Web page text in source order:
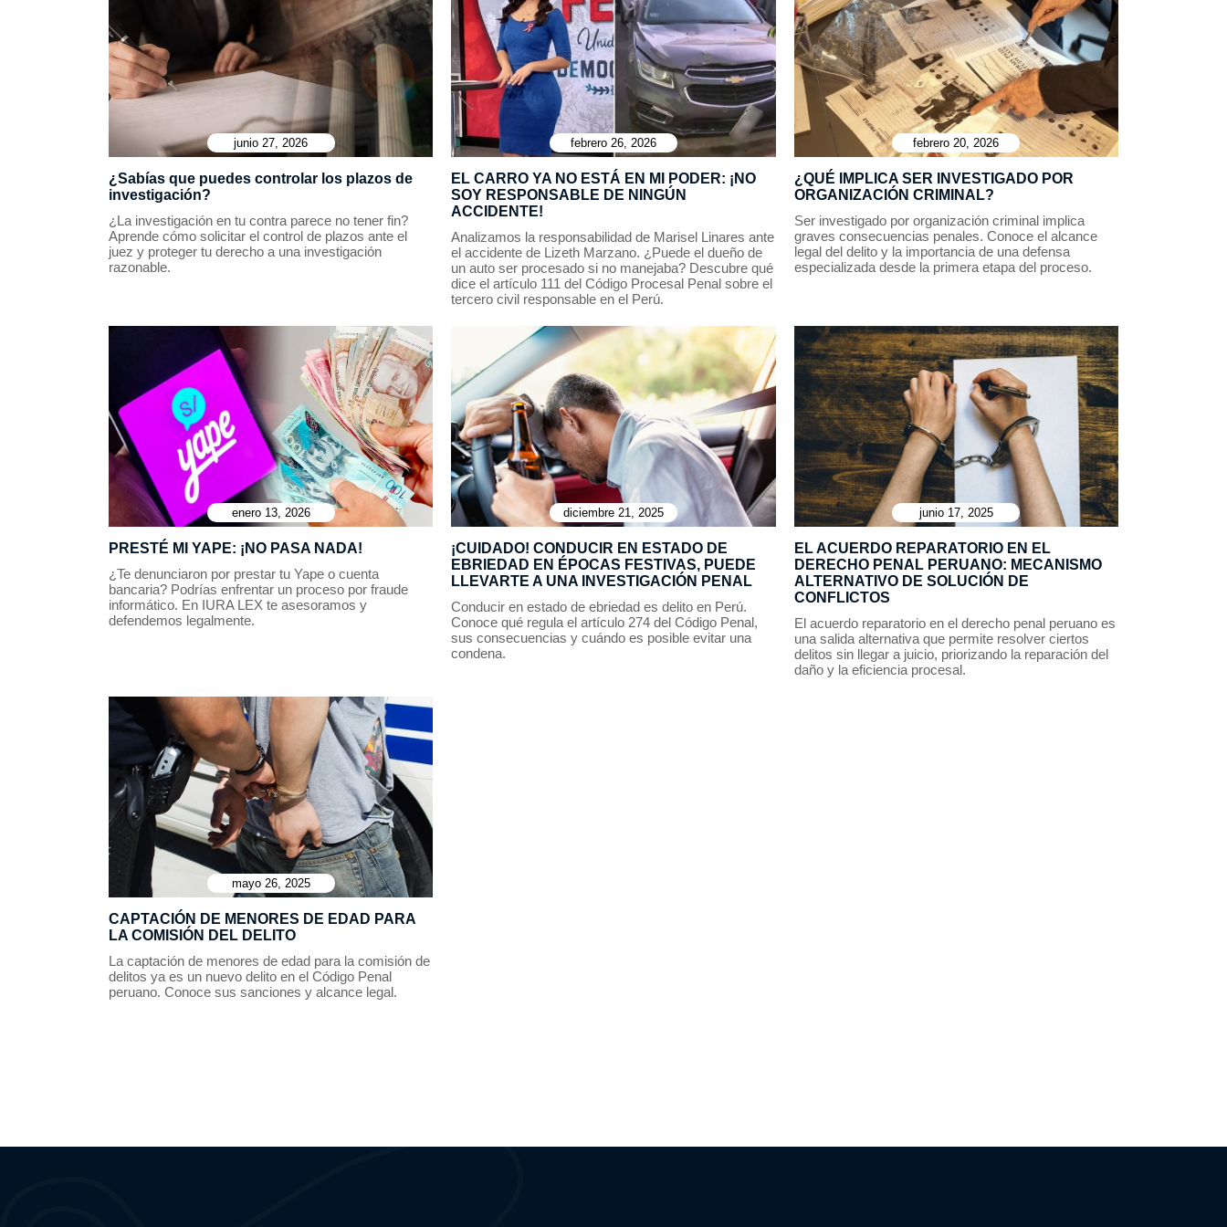
junio 27, 2026
¿Sabías que puedes controlar los plazos de
investigación?
¿La investigación en tu contra parece no tener fin?
Aprende cómo solicitar el control de plazos ante el
juez y proteger tu derecho a una investigación
razonable.
febrero 26, 2026
EL CARRO YA NO ESTÁ EN MI PODER: ¡NO
SOY RESPONSABLE DE NINGÚN
ACCIDENTE!
Analizamos la responsabilidad de Marisel Linares ante
el accidente de Lizeth Marzano. ¿Puede el dueño de
un auto ser procesado si no manejaba? Descubre qué
dice el artículo 111 del Código Procesal Penal sobre el
tercero civil responsable en el Perú.
febrero 20, 2026
¿QUÉ IMPLICA SER INVESTIGADO POR
ORGANIZACIÓN CRIMINAL?
Ser investigado por organización criminal implica
graves consecuencias penales. Conoce el alcance
legal del delito y la importancia de una defensa
especializada desde la primera etapa del proceso.
enero 13, 2026
PRESTÉ MI YAPE: ¡NO PASA NADA!
¿Te denunciaron por prestar tu Yape o cuenta
bancaria? Podrías enfrentar un proceso por fraude
informático. En IURA LEX te asesoramos y
defendemos legalmente.
diciembre 21, 2025
¡CUIDADO! CONDUCIR EN ESTADO DE
EBRIEDAD EN ÉPOCAS FESTIVAS, PUEDE
LLEVARTE A UNA INVESTIGACIÓN PENAL
Conducir en estado de ebriedad es delito en Perú.
Conoce qué regula el artículo 274 del Código Penal,
sus consecuencias y cuándo es posible evitar una
condena.
junio 17, 2025
EL ACUERDO REPARATORIO EN EL
DERECHO PENAL PERUANO: MECANISMO
ALTERNATIVO DE SOLUCIÓN DE
CONFLICTOS
El acuerdo reparatorio en el derecho penal peruano es
una salida alternativa que permite resolver ciertos
delitos sin llegar a juicio, priorizando la reparación del
daño y la eficiencia procesal.
mayo 26, 2025
CAPTACIÓN DE MENORES DE EDAD PARA
LA COMISIÓN DEL DELITO
La captación de menores de edad para la comisión de
delitos ya es un nuevo delito en el Código Penal
peruano. Conoce sus sanciones y alcance legal.